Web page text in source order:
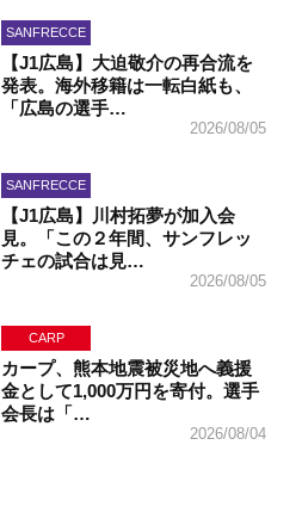
SANFRECCE
【J1広島】大迫敬介の再合流を
発表。海外移籍は一転白紙も、
「広島の選手…
2026/08/05
SANFRECCE
【J1広島】川村拓夢が加入会
見。「この２年間、サンフレッ
チェの試合は見…
2026/08/05
CARP
カープ、熊本地震被災地へ義援
金として1,000万円を寄付。選手
会長は「…
2026/08/04